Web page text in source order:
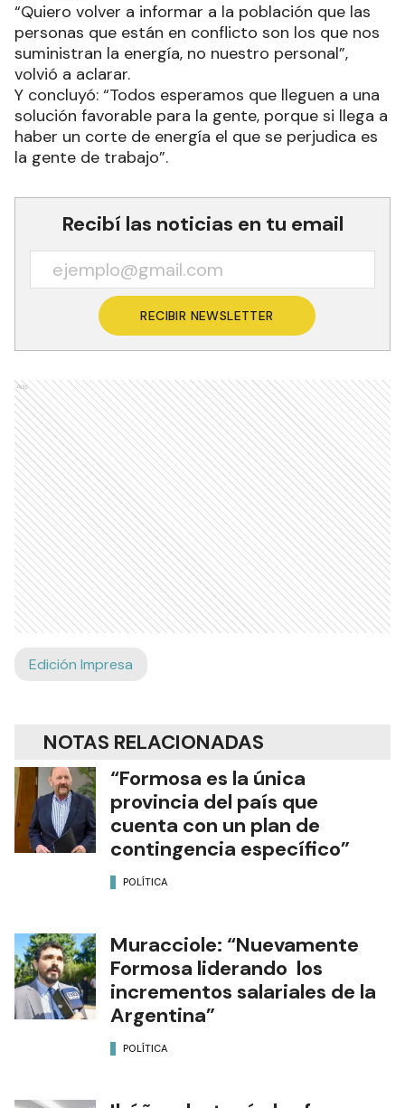
“Quiero volver a informar a la población que las
personas que están en conflicto son los que nos
suministran la energía, no nuestro personal”,
volvió a aclarar.
Y concluyó: “Todos esperamos que lleguen a una
solución favorable para la gente, porque si llega a
haber un corte de energía el que se perjudica es
la gente de trabajo”.
Recibí las noticias en tu email
RECIBIR NEWSLETTER
Ads
Edición Impresa
NOTAS RELACIONADAS
“Formosa es la única
provincia del país que
cuenta con un plan de
contingencia específico”
POLÍTICA
Muracciole: “Nuevamente
Formosa liderando los
incrementos salariales de la
Argentina”
POLÍTICA